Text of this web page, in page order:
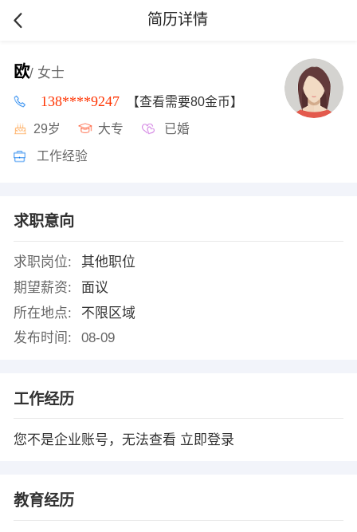
简历详情
欧/ 女士
138****9247 【查看需要80金币】
29岁 大专 已婚
工作经验
求职意向
求职岗位:
其他职位
期望薪资:
面议
所在地点:
不限区域
发布时间:
08-09
工作经历
您不是企业账号，无法查看 立即登录
教育经历